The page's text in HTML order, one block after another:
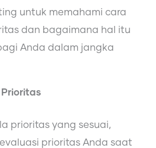
untuk memahami cara
dan bagaimana hal itu
Anda dalam jangka
prioritas yang sesuai,
prioritas Anda saat